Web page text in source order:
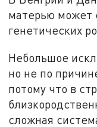
матерью может
генетических
Небольшое
но не по
потому что в
сложная